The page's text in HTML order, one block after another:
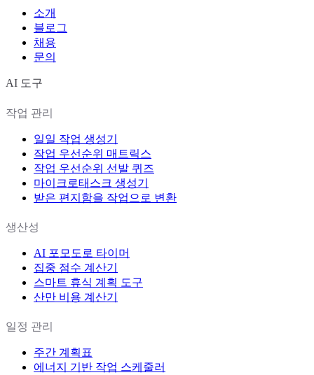
소개
블로그
채용
문의
AI 도구
작업 관리
일일 작업 생성기
작업 우선순위 매트릭스
작업 우선순위 선발 퀴즈
마이크로태스크 생성기
받은 편지함을 작업으로 변환
생산성
AI 포모도로 타이머
집중 점수 계산기
스마트 휴식 계획 도구
산만 비용 계산기
일정 관리
주간 계획표
에너지 기반 작업 스케줄러